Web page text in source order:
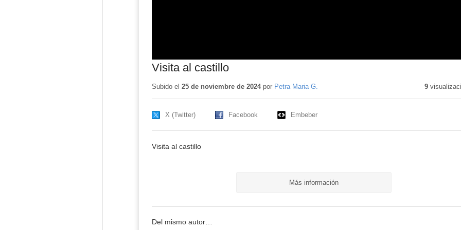
Visita al castillo
Subido el 25 de noviembre de 2024por Petra Maria G. 9
X (Twitter) Facebook Embeber
Visita al castillo
Más información
Del mismo autor…